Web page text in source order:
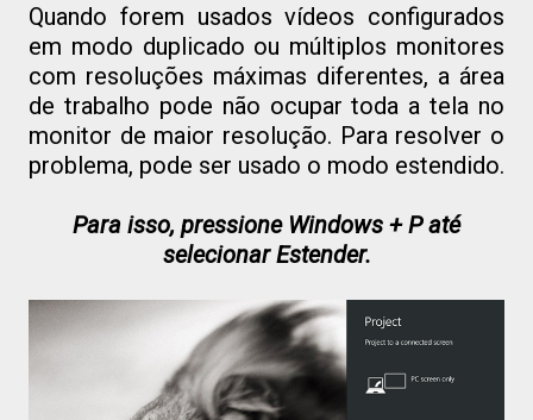
Quando forem usados vídeos configurados
em modo duplicado ou múltiplos monitores
com resoluções máximas diferentes, a área
de trabalho pode não ocupar toda a tela no
monitor de maior resolução. Para resolver o
problema, pode ser usado o modo estendido.
Para isso, pressione Windows + P até
selecionar Estender.